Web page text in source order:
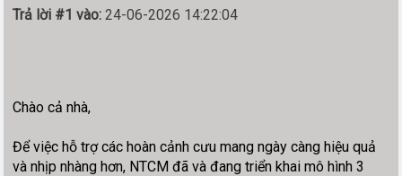
Trả lời #1 vào: 24-06-2026 14:22:04
Chào cả nhà,
Để việc hỗ trợ các hoàn cảnh cưu mang ngày càng hiệu quả
và nhịp nhàng hơn, NTCM đã và đang triển khai mô hình 3